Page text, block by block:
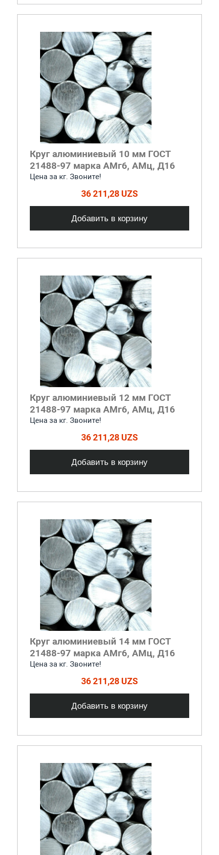
Круг алюминиевый 10 мм ГОСТ
21488-97 марка АМг6, АМц, Д16
Цена за кг. Звоните!
36 211,28 UZS
Добавить в корзину
Круг алюминиевый 12 мм ГОСТ
21488-97 марка АМг6, АМц, Д16
Цена за кг. Звоните!
36 211,28 UZS
Добавить в корзину
Круг алюминиевый 14 мм ГОСТ
21488-97 марка АМг6, АМц, Д16
Цена за кг. Звоните!
36 211,28 UZS
Добавить в корзину